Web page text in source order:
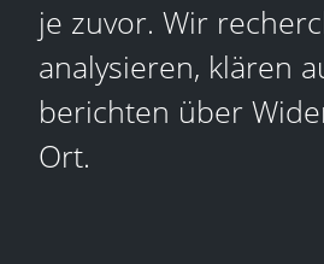
je zuvor. Wir
analysieren, klären
berichten über
Ort.